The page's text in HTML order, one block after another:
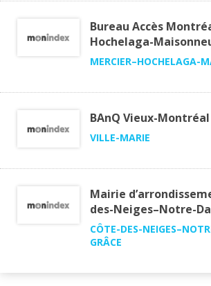
Bureau Accès
Hochelaga-
MERCIER–HOCHELAGA-
BAnQ Vieux-Montréal
VILLE-MARIE
Mairie
des-Neiges–Notre-
CÔTE-DES-
GRÂCE